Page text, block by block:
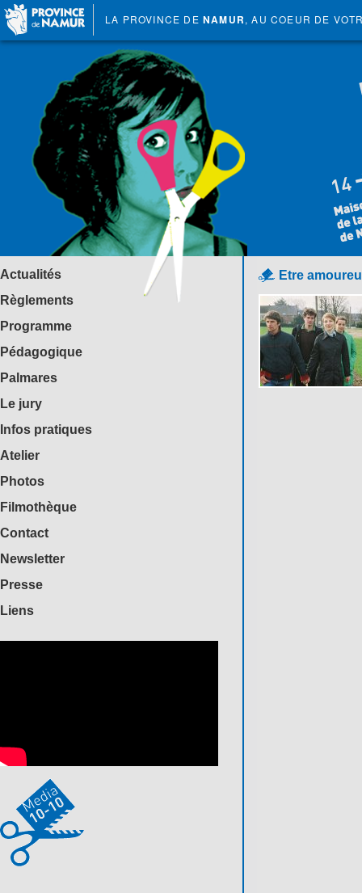
LA PROVINCE DE NAMUR, AU COEUR DE
Actualités
Règlements
Programme
Pédagogique
Palmares
Le jury
Infos pratiques
Atelier
Photos
Filmothèque
Contact
Newsletter
Presse
Liens
Etre